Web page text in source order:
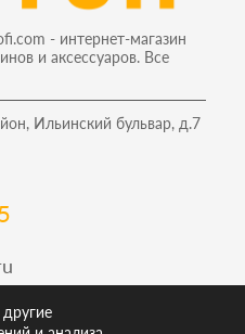
- интернет-магазин
и аксессуаров. Все
Ильинский бульвар, д.7
10-18 Вс: 12-18